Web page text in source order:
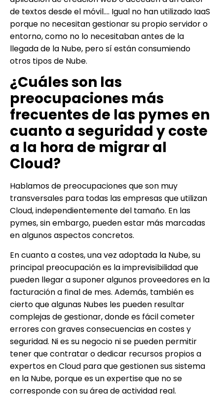
de textos desde el móvil…. Igual no han utilizado IaaS
porque no necesitan gestionar su propio servidor o
entorno, como no lo necesitaban antes de la
llegada de la Nube, pero sí están consumiendo
otros tipos de Nube.
¿Cuáles son las
preocupaciones más
frecuentes de las pymes en
cuanto a seguridad y coste
a la hora de migrar al
Cloud?
Hablamos de preocupaciones que son muy
transversales para todas las empresas que utilizan
Cloud, independientemente del tamaño. En las
pymes, sin embargo, pueden estar más marcadas
en algunos aspectos concretos.
En cuanto a costes, una vez adoptada la Nube, su
principal preocupación es la imprevisibilidad que
pueden llegar a suponer algunos proveedores en la
facturación a final de mes. Además, también es
cierto que algunas Nubes les pueden resultar
complejas de gestionar, donde es fácil cometer
errores con graves consecuencias en costes y
seguridad. Ni es su negocio ni se pueden permitir
tener que contratar o dedicar recursos propios a
expertos en Cloud para que gestionen sus sistema
en la Nube, porque es un expertise que no se
corresponde con su área de actividad real.